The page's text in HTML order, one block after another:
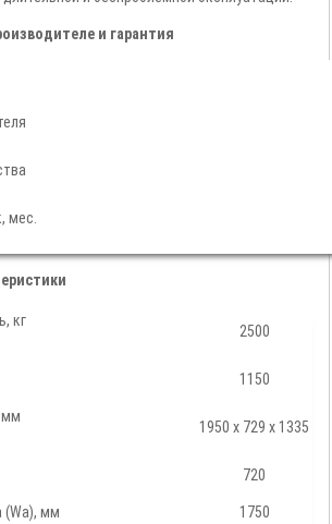
и гарантия
мес.
кг
2500
1150
мм
1950 х 729 х 1335
720
(Wa), мм
1750